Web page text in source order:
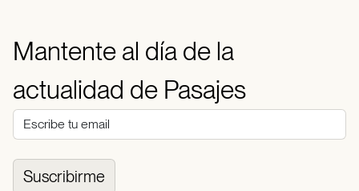
Mantente al día de la
actualidad de Pasajes
Suscribirme